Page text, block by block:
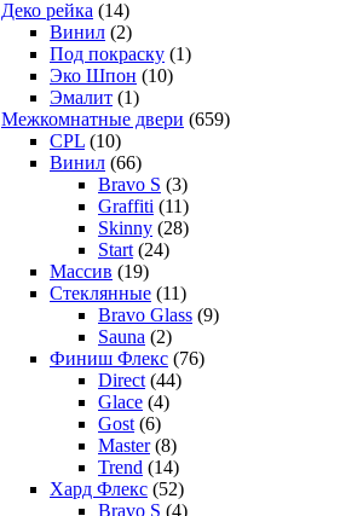
Деко рейка (14)
Винил (2)
Под покраску (1)
Эко Шпон (10)
Эмалит (1)
Межкомнатные двери (659)
CPL (10)
Винил (66)
Bravo S (3)
Graffiti (11)
Skinny (28)
Start (24)
Массив (19)
Стеклянные (11)
Bravo Glass (9)
Sauna (2)
Финиш Флекс (76)
Direct (44)
Glace (4)
Gost (6)
Master (8)
Trend (14)
Хард Флекс (52)
Bravo S (4)